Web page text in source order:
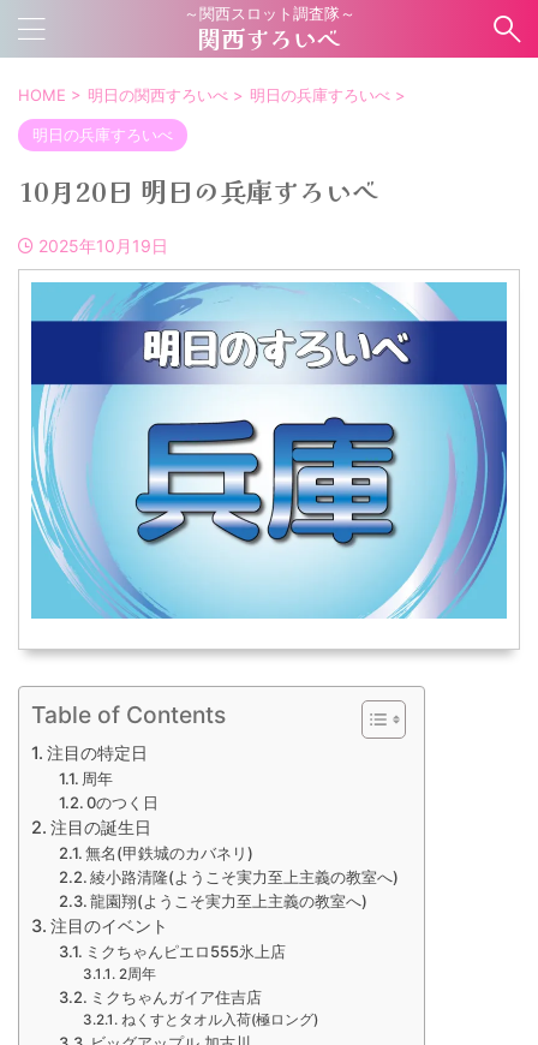
～関西スロット調査隊～
関西すろいべ
HOME > 明日の関西すろいべ > 明日の兵庫すろいべ >
明日の兵庫すろいべ
10月20日 明日の兵庫すろいべ
2025年10月19日
Table of Contents
注目の特定日
周年
0のつく日
注目の誕生日
無名(甲鉄城のカバネリ)
綾小路清隆(ようこそ実力至上主義の教室へ)
龍園翔(ようこそ実力至上主義の教室へ)
注目のイベント
ミクちゃんピエロ555氷上店
2周年
ミクちゃんガイア住吉店
ねくすとタオル入荷(極ロング)